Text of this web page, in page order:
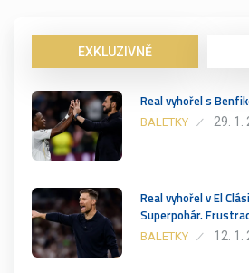
EXKLUZIVNĚ
Real vyhořel s
BALETKY 29. 1.
Real vyhořel v El
Superpohár.
BALETKY 12. 1.